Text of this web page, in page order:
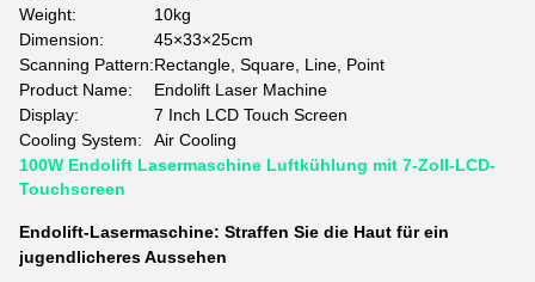
Weight:
10kg
Dimension:
45×33×25cm
Scanning Pattern:Rectangle, Square, Line, Point
Product Name:
Endolift Laser Machine
Display:
7 Inch LCD Touch Screen
Cooling System:
Air Cooling
100W Endolift Lasermaschine Luftkühlung mit 7-Zoll-LCD-
Touchscreen
Endolift-Lasermaschine: Straffen Sie die Haut für ein
jugendlicheres Aussehen